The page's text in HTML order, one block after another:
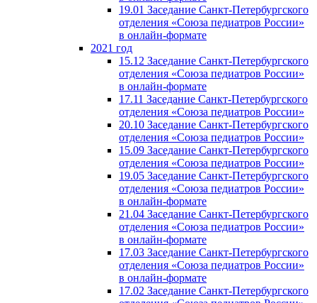
19.01 Заседание Санкт-Петербургского
отделения «Союза педиатров России»
в онлайн-формате
2021 год
15.12 Заседание Санкт-Петербургского
отделения «Союза педиатров России»
в онлайн-формате
17.11 Заседание Санкт-Петербургского
отделения «Союза педиатров России»
20.10 Заседание Санкт-Петербургского
отделения «Союза педиатров России»
15.09 Заседание Санкт-Петербургского
отделения «Союза педиатров России»
19.05 Заседание Санкт-Петербургского
отделения «Союза педиатров России»
в онлайн-формате
21.04 Заседание Санкт-Петербургского
отделения «Союза педиатров России»
в онлайн-формате
17.03 Заседание Санкт-Петербургского
отделения «Союза педиатров России»
в онлайн-формате
17.02 Заседание Санкт-Петербургского